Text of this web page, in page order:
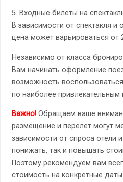
5. Входные билеты на
В зависимости от спектакля и
цена может варьироваться от
Независимо от класса
Вам начинать оформление
возможность
по наиболее привлекательным
Важно!Обращаем ваше
размещение и перелет могут
зависимости от спроса отели
понижать, так и повышать
Поэтому рекомендуем вам
стоимость на конкретные даты.